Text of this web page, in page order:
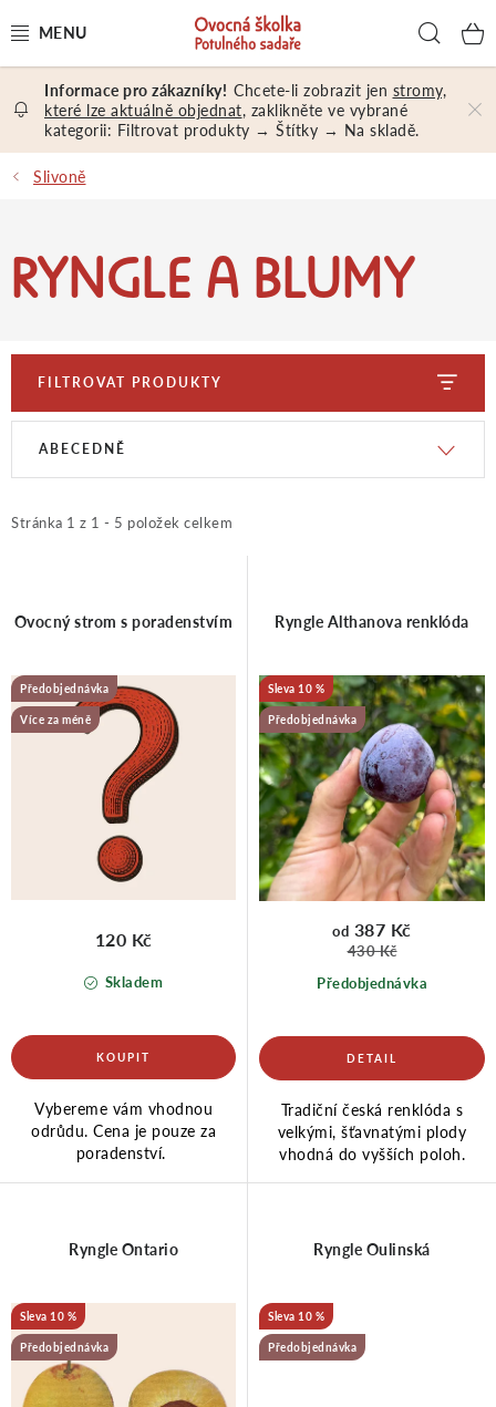
na
OVOCNÉ STROMY A KEŘE
NÁŘADÍ A MATERIÁL
PORADENSTVÍ
PRODEJNA
Jak nakupovat
Moje objednávka
Chcete-li zobrazit jen stromy,
které lze aktuálně objednat, zaklikněte ve vybrané
kategorii: Filtrovat produkty → Štítky → Na skladě.
Slivoně
RYNGLE A BLUMY
FILTROVAT PRODUKTY
ý
s
o
u
k
t
Stránka 1 z 1 - 5 položek celkem
a
n
r
d
u
k
ů
ABECEDNĚ
Ovocný strom s poradenstvím
Předobjednávka
Více za méně
Skladem
120 Kč
Vybereme vám vhodnou
odrůdu. Cena je pouze za
poradenství.
Ryngle Althanova renklóda
10 %
Předobjednávka
Předobjednávka
od 387 Kč
430 Kč
Tradiční česká renklóda s
velkými, šťavnatými plody
vhodná do vyšších poloh.
Ryngle Ontario
10 %
Předobjednávka
Ryngle Oulinská
10 %
Předobjednávka